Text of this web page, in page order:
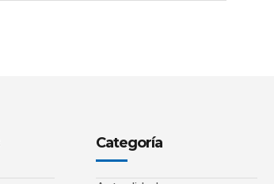
Categoría